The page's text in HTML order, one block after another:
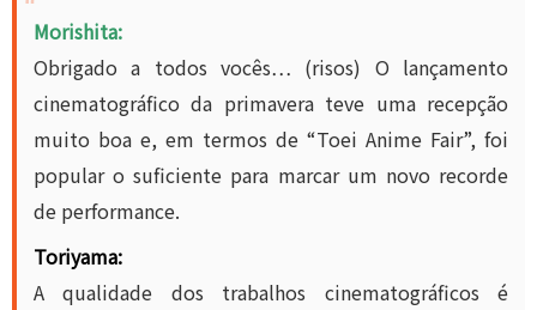
Morishita:
Obrigado a todos vocês… (risos) O lançamento
cinematográfico da primavera teve uma recepção
muito boa e, em termos de “Toei Anime Fair”, foi
popular o suficiente para marcar um novo recorde
de performance.
Toriyama:
A qualidade dos trabalhos cinematográficos é